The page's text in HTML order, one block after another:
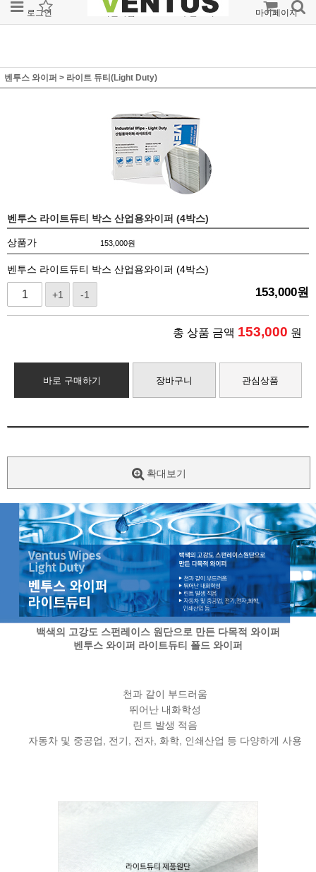
로그인 회원가입 주문조회 마이페이지
벤투스 와이퍼 > 라이트 듀티(Light Duty)
벤투스 라이트듀티 박스 산업용와이퍼 (4박스)
상품가 153,000원
벤투스 라이트듀티 박스 산업용와이퍼 (4박스)
+1 -1 153,000원
총 상품 금액 153,000 원
바로 구매하기 장바구니 관심상품
확대보기
백색의 고강도 스펀레이스 원단으로 만든 다목적 와이퍼
벤투스 와이퍼 라이트듀티 폴드 와이퍼
천과 같이 부드러움
뛰어난 내화학성
린트 발생 적음
자동차 및 중공업, 전기, 전자, 화학, 인쇄산업 등 다양하게 사용